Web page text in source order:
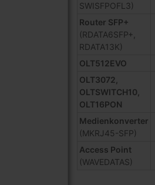
SWISFPOFL3)
Router SFP+
(RDATA6SFP+,
RDATA13K)
OLT512EVO
OLT3072,
OLTSWITCH10,
OLT16PON
Medienkonverter
(MKRJ45-SFP)
Access Point
(WAVEDATAS)